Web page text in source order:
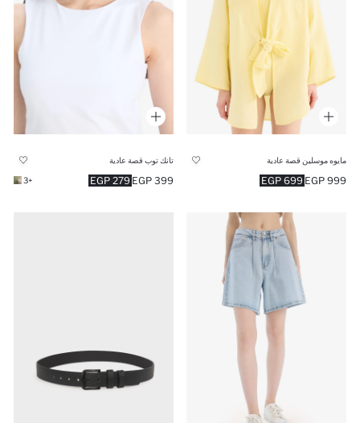
مايوه موسلين قصة عادية
699 EGP 999 EGP
تانك توب قصة عادية
279 EGP 399 EGP
+3